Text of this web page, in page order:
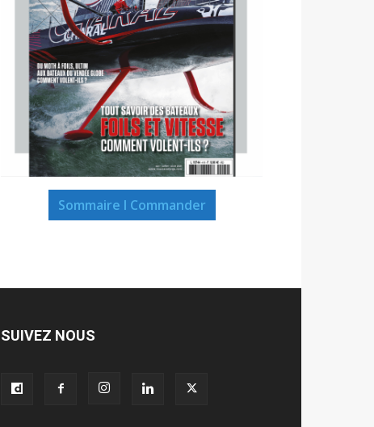
Sommaire I Commander
SUIVEZ NOUS